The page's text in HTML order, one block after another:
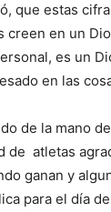
que estas
creen en un
es un
en las
de la mano
de atletas
ganan y
para el día